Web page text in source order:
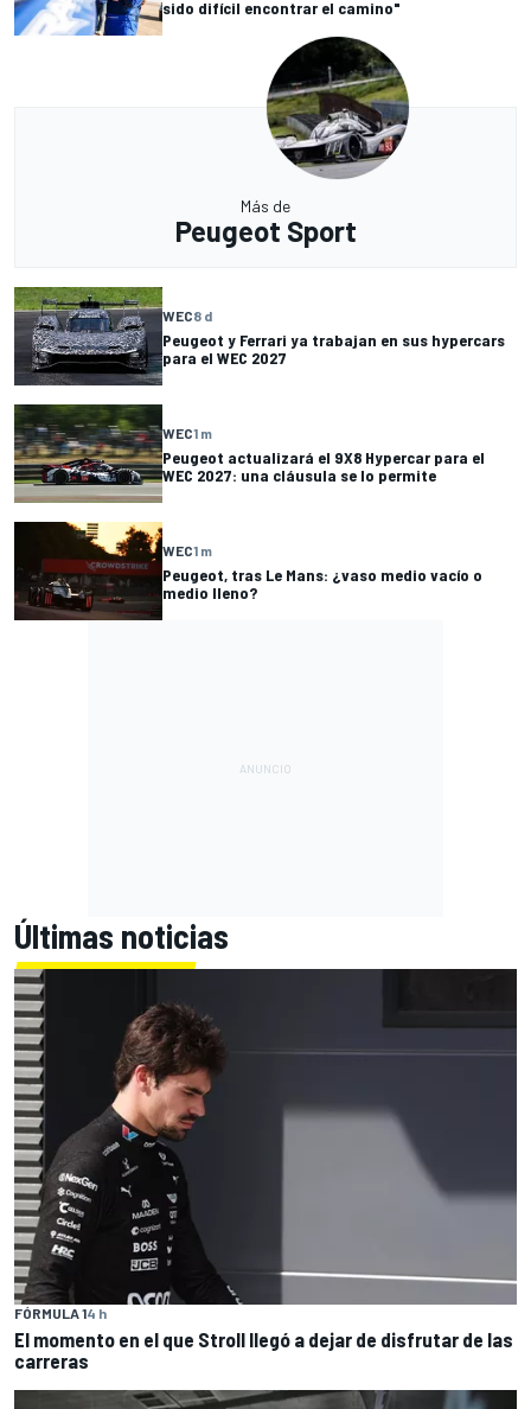
sido difícil encontrar el camino"
Más de
Peugeot Sport
WEC8 d
Peugeot y Ferrari ya trabajan en sus hypercars
para el WEC 2027
WEC1 m
Peugeot actualizará el 9X8 Hypercar para el
WEC 2027: una cláusula se lo permite
WEC1 m
Peugeot, tras Le Mans: ¿vaso medio vacío o
medio lleno?
Últimas noticias
FÓRMULA 14 h
El momento en el que Stroll llegó a dejar de disfrutar de las
carreras